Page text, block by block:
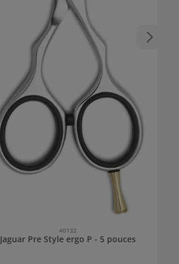
40132
Jaguar Pre Style ergo P - 5 pouces